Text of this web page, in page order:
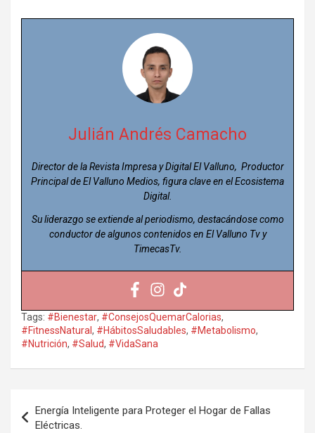
Julián Andrés Camacho
Director de la Revista Impresa y Digital El Valluno, Productor
Principal de El Valluno Medios, figura clave en el Ecosistema
Digital.
Su liderazgo se extiende al periodismo, destacándose como
conductor de algunos contenidos en El Valluno Tv y
TimecasTv.
Tags: #Bienestar, #ConsejosQuemarCalorias,
#FitnessNatural , #HábitosSaludables, #Metabolismo,
#Nutrición, #Salud, #VidaSana
de
Energía Inteligente para Proteger el Hogar de Fallas
Eléctricas.